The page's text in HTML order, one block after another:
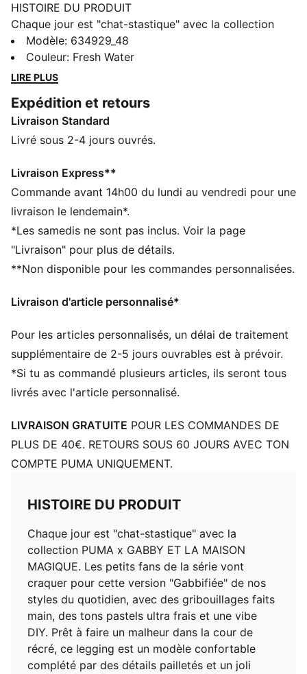
HISTOIRE DU PRODUIT
Chaque jour est "chat-stastique" avec la collection
PUMA x GABBY ET LA MAISON MAGIQUE. Les petits
fans de la série vont craquer pour cette version
"Gabbifiée" de nos styles du quotidien, avec des
une vibe DIY. Prêt à faire un malheur dans la cour de
récré, ce legging est un modèle confortable complété
par des détails pailletés et un joli motif de la maison
CARACTÉRISTIQUES + AVANTAGES
Confectionné avec un minimum de 20 % de coton
recyclé
Coupe : Serrée
Matière principale : Jersey simple
Taille élastique
Taille : Haute
Détails co-brandés avec des paillettes
PUMA Enfant : recommandé pour les enfants de
4 à 8 ans
Modèle: 634929_48
Couleur: Fresh Water
LIRE PLUS
Expédition et retours
Livraison Standard
Livré sous 2-4 jours ouvrés.
Livraison Express**
Commande avant 14h00 du lundi au vendredi pour une
livraison le lendemain*.
*Les samedis ne sont pas inclus. Voir la page
"Livraison" pour plus de détails.
**Non disponible pour les commandes personnalisées.
Livraison d'article personnalisé*
Pour les articles personnalisés, un délai de traitement
supplémentaire de 2-5 jours ouvrables est à prévoir.
*Si tu as commandé plusieurs articles, ils seront tous
livrés avec l'article personnalisé.
LIVRAISON GRATUITE POUR LES COMMANDES DE
PLUS DE 40€. RETOURS SOUS 60 JOURS AVEC TON
COMPTE PUMA UNIQUEMENT.
HISTOIRE DU PRODUIT
Chaque jour est "chat-stastique" avec la
collection PUMA x GABBY ET LA MAISON
MAGIQUE. Les petits fans de la série vont
craquer pour cette version "Gabbifiée" de nos
styles du quotidien, avec des gribouillages faits
main, des tons pastels ultra frais et une vibe
DIY. Prêt à faire un malheur dans la cour de
récré, ce legging est un modèle confortable
complété par des détails pailletés et un joli